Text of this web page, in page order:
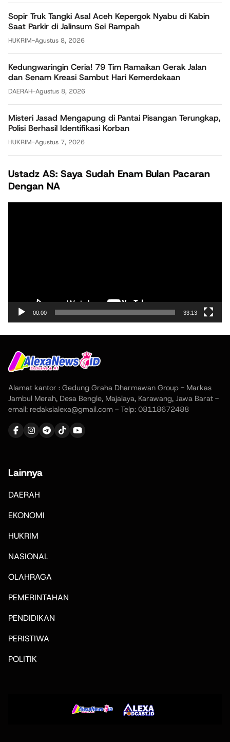
Sopir Truk Tangki Asal Aceh Kepergok Nyabu di Kabin
Saat Parkir di Jalinsum Sei Rampah
HUKRIM-Agustus 8, 2026
Kedungwaringin Ceria! 79 Tim Ramaikan Gerak Jalan
dan Senam Kreasi Sambut Hari Kemerdekaan
DAERAH-Agustus 8, 2026
Misteri Jasad Mengapung di Pantai Pisangan Terungkap,
Polisi Berhasil Identifikasi Korban
HUKRIM-Agustus 7, 2026
Ustadz AS: Saya Sudah Enam Bulan Pacaran
Dengan NA
00:00 33:13
Alamat kantor : Gedung Graha Dharmawan Group - Markas
Jambul Merah, Desa Bengle, Majalaya, Karawang, Jawa Barat -
email: redaksialexa@gmail.com - Telp: 08118672488
Lainnya
DAERAH
EKONOMI
HUKRIM
NASIONAL
OLAHRAGA
PEMERINTAHAN
PENDIDIKAN
PERISTIWA
POLITIK